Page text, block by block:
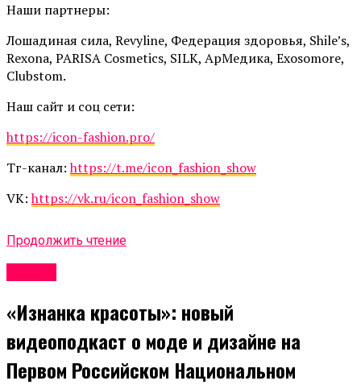
Наши партнеры:
Лошадиная сила, Revyline, Федерация здоровья, Shile’s,
Rexona, PARISA Cosmetics, SILK, АрМедика, Exosomore,
Clubstom.
Наш сайт и соц сети:
https://icon-fashion.pro/
Тг-канал:https://t.me/icon_fashion_show
VK:https://vk.ru/icon_fashion_show
Продолжить чтение
«Изнанка красоты»: новый
видеоподкаст о моде и дизайне на
Первом Российском Национальном